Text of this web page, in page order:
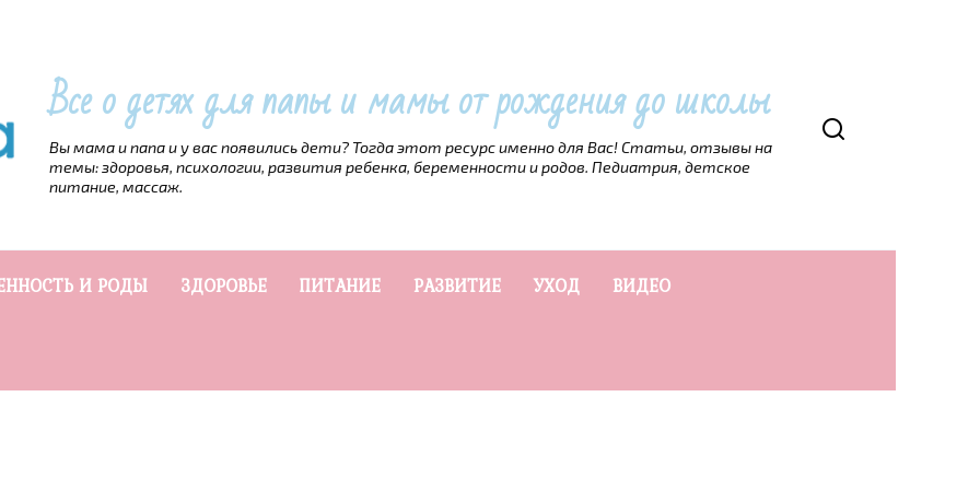
Все о детях для папы и мамы от рождения до школы
Вы мама и папа и у вас появились дети? Тогда этот ресурс именно для Вас! Статьи, отзывы на
темы: здоровья, психологии, развития ребенка, беременности и родов. Педиатрия, детское
питание, массаж.
И РОДЫ ЗДОРОВЬЕ ПИТАНИЕ РАЗВИТИЕ УХОД ВИДЕО